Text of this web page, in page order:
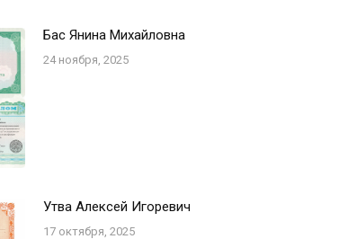
Бас Янина Михайловна
24 ноября, 2025
Утва Алексей Игоревич
17 октября, 2025